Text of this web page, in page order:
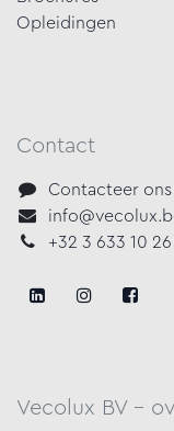
Opleidingen
Contact
Contacteer ons
+32 3 633 10 26
Vecolux BV -